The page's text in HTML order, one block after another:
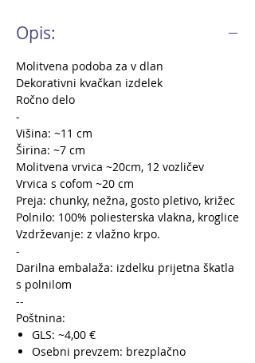
Opis:
Molitvena podoba za v dlan
Dekorativni kvačkan izdelek
Ročno delo
-
Višina: ~11 cm
Širina: ~7 cm
Molitvena vrvica ~20cm, 12 vozličev
Vrvica s cofom ~20 cm
Preja: chunky, nežna, gosto pletivo, križec
Polnilo: 100% poliesterska vlakna, kroglice
Vzdrževanje: z vlažno krpo.
-
Darilna embalaža: izdelku prijetna škatla
s polnilom
--
Poštnina:
GLS: ~4,00 €
Osebni prevzem: brezplačno